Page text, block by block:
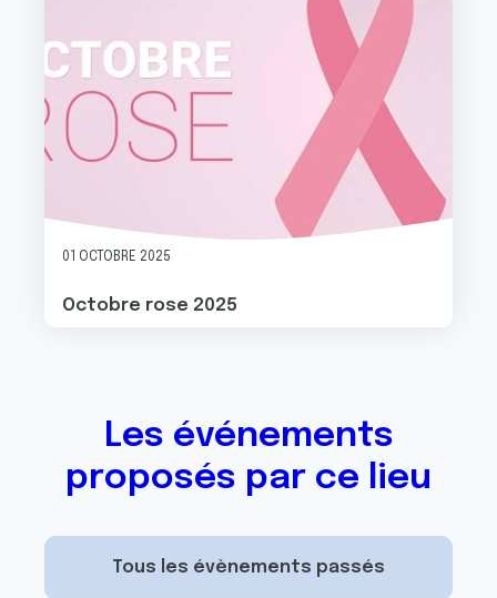
01 OCTOBRE 2025
Octobre rose 2025
Les événements
proposés par ce lieu
Tous les évènements passés